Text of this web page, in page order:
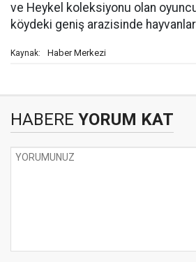
ve Heykel koleksiyonu olan
köydeki geniş arazisinde
Kaynak: Haber Merkezi
HABERE YORUM KAT